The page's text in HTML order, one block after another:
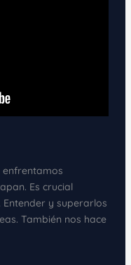
enfrentamos
Es crucial
. Entender y superarlos
También nos hace